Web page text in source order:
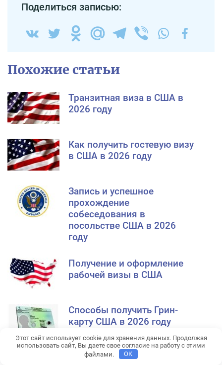
Поделиться записью:
Похожие статьи
Транзитная виза в США в
2026 году
Как получить гостевую визу
в США в 2026 году
Запись и успешное
прохождение
собеседования в
посольстве США в 2026
году
Получение и оформление
рабочей визы в США
Способы получить Грин-
карту США в 2026 году
Оформление и получение
Этот сайт использует cookie для хранения данных. Продолжая
использовать сайт, Вы даете свое согласие на работу с этими
файлами.
OK